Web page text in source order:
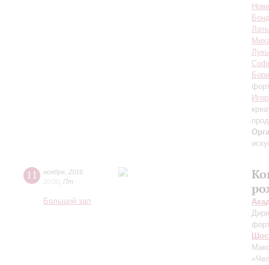
11 ноября 2016
20:00 Пт
Большой зал